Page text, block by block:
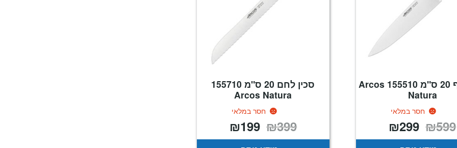
סכין שף 20 ס"מ 155510 Arcos
Natura
חסר במלאי
₪599 המחיר
המקורי
היה:
₪299
הוא:
סכין לחם 20 ס"מ 155710
Arcos Natura
חסר במלאי
₪399 המחיר
המקורי
היה:
₪199
הוא: